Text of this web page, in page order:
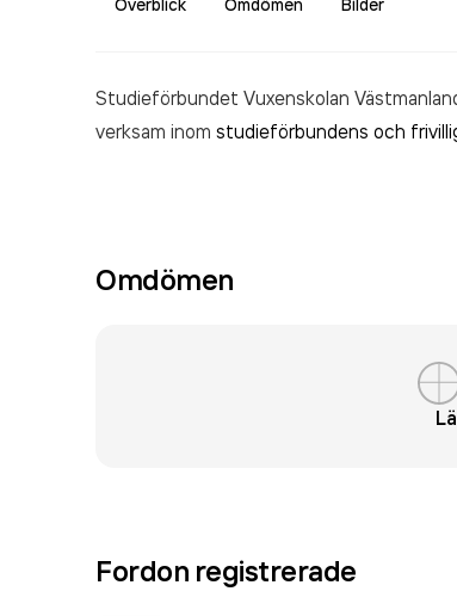
Överblick Omdömen Bilder
Studieförbundet Vuxenskolan
verksam inom studieförbundens och
Omdömen
Fordon registrerade